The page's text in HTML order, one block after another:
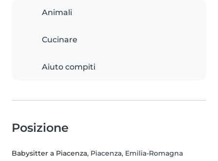
Animali
Cucinare
Aiuto compiti
Posizione
Babysitter a Piacenza, Piacenza, Emilia-Romagna